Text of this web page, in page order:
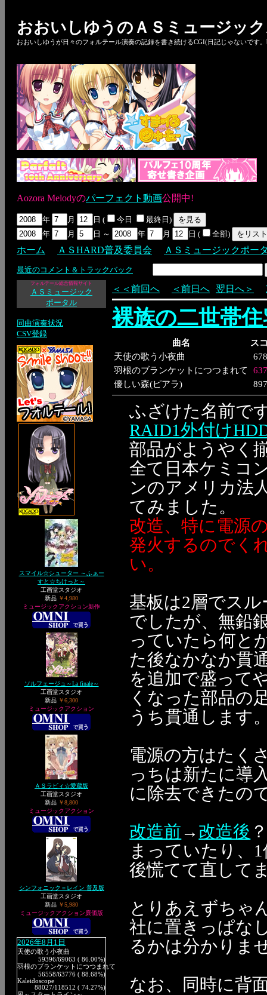
おおいしゆうのＡＳミュージッ
おおいしゆうが日々のフォルテール演奏の記録を書き続けるCGI(日記じゃないです
Aozora Melodyのパーフェクト動画公開中!
年 月 日 ( 今日
最終日)
年
月 日 ～ 年 月 日 ( 全部)
ホーム ＡＳHARD普及委員会 ＡＳミュージックポー
最近のコメント＆トラックバック
フォルテール総合情報サイト
ＡＳミュージック
ポータル
同曲演奏状況
CSV登録
スマイル☆シューター ～ふぁー
すと☆ちけっと～
工画堂スタジオ
新品 ￥4,980
ミュージックアクション新作
ソルフェージュ～La finale～
工画堂スタジオ
新品 ￥6,300
ミュージックアクション
ＡＳラビィ☆愛蔵版
工画堂スタジオ
新品 ￥8,800
ミュージックアクション
シンフォニック＝レイン 普及版
工画堂スタジオ
新品 ￥5,980
ミュージックアクション廉価版
2026年8月1日
天使の歌う小夜曲
59396/69063 ( 86.00%)
羽根のブランケットにつつまれて
56558/63776 ( 88.68%)
Kaleidoscope
88027/118512 ( 74.27%)
＜＜前回へ ＜前日へ 翌日へ＞
裸族の二世帯
曲名
ス
天使の歌う小夜曲
羽根のブランケットにつつまれて
優しい森(ピアラ)
ふざけた名前で
RAID1外付け
部品がようやく
全て日本ケミコ
ンのアメリカ法
てみました。
改造、特に電源
発火するのでく
い。
基板は2層でス
でしたが、無鉛
っていたら何と
た後なかなか貫
を追加で盛って
くなった部品の
うち貫通します
電源の方はたく
っちは新たに導
に除去できたの
改造前 → 改造後
まっていたり、
後慌てて直して
とりあえずちゃ
社に置きっぱな
るかは分かりま
なお、同時に背